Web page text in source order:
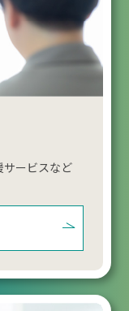
サービスなど